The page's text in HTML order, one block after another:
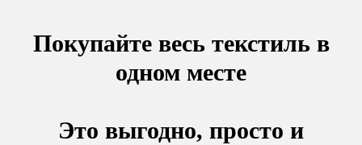
Покупайте весь текстиль в
одном месте
Это выгодно, просто и